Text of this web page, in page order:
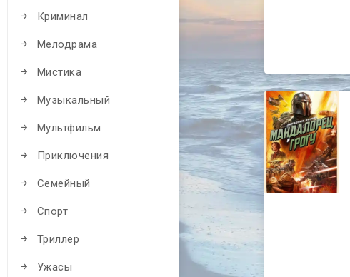
Криминал
Мелодрама
Мистика
Музыкальный
Мультфильм
Приключения
Семейный
Спорт
Триллер
Ужасы